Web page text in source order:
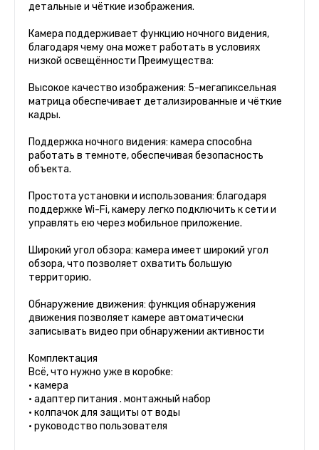
детальные и чёткие изображения.
Камера поддерживает функцию ночного видения,
благодаря чему она может работать в условиях
низкой освещённости Преимущества:
Высокое качество изображения: 5-мегапиксельная
матрица обеспечивает детализированные и чёткие
кадры.
Поддержка ночного видения: камера способна
работать в темноте, обеспечивая безопасность
объекта.
Простота установки и использования: благодаря
поддержке Wi-Fi, камеру легко подключить к сети и
управлять ею через мобильное приложение.
Широкий угол обзора: камера имеет широкий угол
обзора, что позволяет охватить большую
территорию.
Обнаружение движения: функция обнаружения
движения позволяет камере автоматически
записывать видео при обнаружении активности
Комплектация
Всё, что нужно уже в коробке:
• камера
• адаптер питания . монтажный набор
• колпачок для защиты от воды
• руководство пользователя